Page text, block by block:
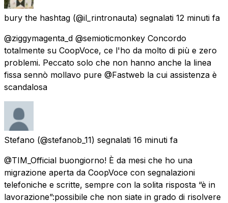
bury the hashtag (@il_rintronauta) segnalati 12 minuti fa
@ziggymagenta_d @semioticmonkey Concordo
totalmente su CoopVoce, ce l'ho da molto di più e zero
problemi. Peccato solo che non hanno anche la linea
fissa sennò mollavo pure @Fastweb la cui assistenza è
scandalosa
Stefano (@stefanob_11) segnalati 16 minuti fa
@TIM_Official buongiorno! È da mesi che ho una
migrazione aperta da CoopVoce con segnalazioni
telefoniche e scritte, sempre con la solita risposta “è in
lavorazione”:possibile che non siate in grado di risolvere